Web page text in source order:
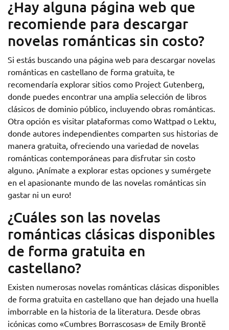
¿Hay alguna página web que
recomiende para descargar
novelas románticas sin costo?
Si estás buscando una página web para descargar novelas
románticas en castellano de forma gratuita, te
recomendaría explorar sitios como Project Gutenberg,
donde puedes encontrar una amplia selección de libros
clásicos de dominio público, incluyendo obras románticas.
Otra opción es visitar plataformas como Wattpad o Lektu,
donde autores independientes comparten sus historias de
manera gratuita, ofreciendo una variedad de novelas
románticas contemporáneas para disfrutar sin costo
alguno. ¡Anímate a explorar estas opciones y sumérgete
en el apasionante mundo de las novelas románticas sin
gastar ni un euro!
¿Cuáles son las novelas
románticas clásicas disponibles
de forma gratuita en
castellano?
Existen numerosas novelas románticas clásicas disponibles
de forma gratuita en castellano que han dejado una huella
imborrable en la historia de la literatura. Desde obras
icónicas como «Cumbres Borrascosas» de Emily Brontë